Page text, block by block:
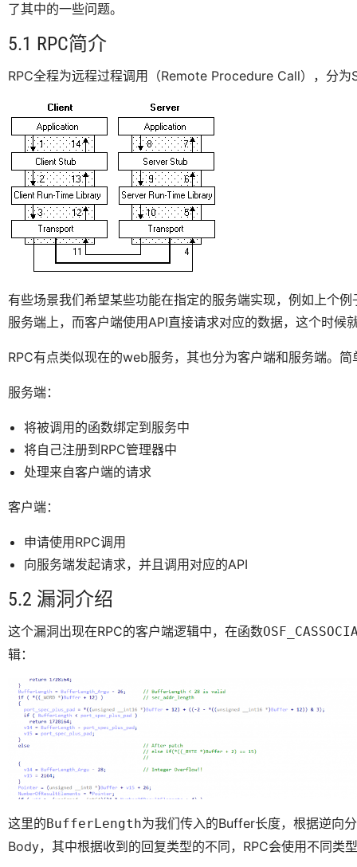
了其中的一些问题。
5.1 RPC简介
RPC全程为远程过程调用（Remote Procedure Call），分
有些场景我们希望某些功能在指定的服务端实现，例如上个
服务端上，而客户端使用API直接请求对应的数据，这个时候
RPC有点类似现在的web服务，其也分为客户端和服务端。
服务端：
将被调用的函数绑定到服务中
将自己注册到RPC管理器中
处理来自客户端的请求
客户端：
申请使用RPC调用
向服务端发起请求，并且调用对应的API
5.2 漏洞介绍
这个漏洞出现在RPC的客户端逻辑中，在函数
辑：
这里的BufferLength为我们传入的Buffer长度，根据逆向
Body，其中根据收到的回复类型的不同，RPC会使用不同类